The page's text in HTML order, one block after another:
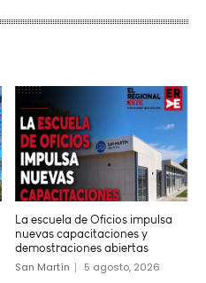
La escuela de Oficios impulsa
nuevas capacitaciones y
demostraciones abiertas
San Martín 5 agosto, 2026